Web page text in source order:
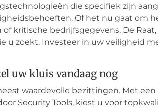
die specifiek zijn
Of het nu gaat om
kritische bedrijfsgegevens, De
u zoekt. Investeer in uw veiligheid
uw kluis vandaag nog
waardevolle bezittingen. Met een
Security Tools, kiest u voor